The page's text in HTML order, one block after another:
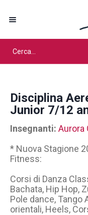
Disciplina
Junior 7/12
Insegnanti:Aurora
* Nuova Stagione
Fitness:
Corsi di Danza
Bachata, Hip Hop,
Pole dance, Tango
orientali, Heels,